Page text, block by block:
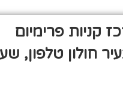
קניות פרימיום
חולון טלפון,